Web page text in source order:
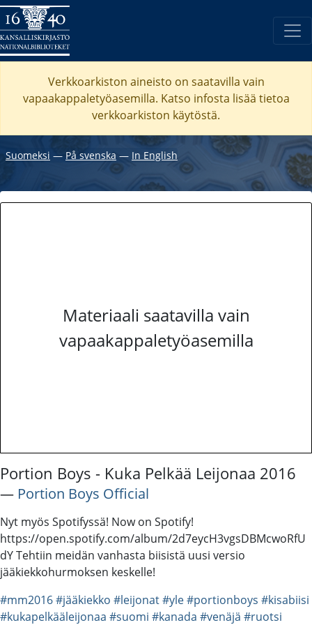
Verkkoarkiston aineisto on saatavilla vain
vapaakappaletyöasemilla. Katso infosta lisää tietoa
verkkoarkiston käytöstä.
Suomeksi ― På svenska ― In English
Materiaali saatavilla vain
vapaakappaletyöasemilla
Portion Boys - Kuka Pelkää Leijonaa 2016
― Portion Boys Official
Nyt myös Spotifyssä! Now on Spotify!
https://open.spotify.com/album/2d7eycH3vgsDBMcwoRfU
dY Tehtiin meidän vanhasta biisistä uusi versio
jääkiekkohurmoksen keskelle!
#mm2016#jääkiekko #leijonat#yle#portionboys #kisabiisi
#kukapelkääleijonaa #suomi #kanada #venäjä #ruotsi